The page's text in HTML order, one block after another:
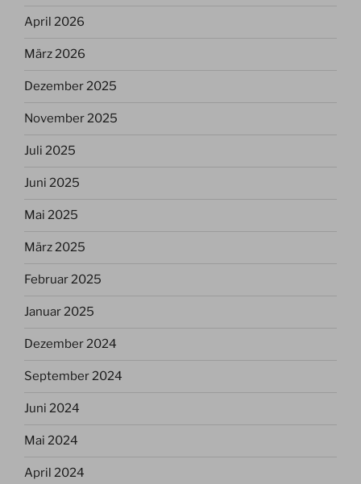
April 2026
März 2026
Dezember 2025
November 2025
Juli 2025
Juni 2025
Mai 2025
März 2025
Februar 2025
Januar 2025
Dezember 2024
September 2024
Juni 2024
Mai 2024
April 2024